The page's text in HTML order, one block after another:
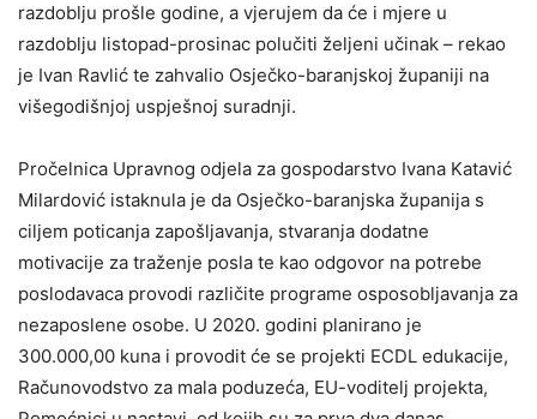
razdoblju prošle godine, a vjerujem da će i mjere u
razdoblju listopad-prosinac polučiti željeni učinak – rekao
je Ivan Ravlić te zahvalio Osječko-baranjskoj županiji na
višegodišnjoj uspješnoj suradnji.
Pročelnica Upravnog odjela za gospodarstvo Ivana Katavić
Milardović istaknula je da Osječko-baranjska županija s
ciljem poticanja zapošljavanja, stvaranja dodatne
motivacije za traženje posla te kao odgovor na potrebe
poslodavaca provodi različite programe osposobljavanja za
nezaposlene osobe. U 2020. godini planirano je
300.000,00 kuna i provodit će se projekti ECDL edukacije,
Računovodstvo za mala poduzeća, EU-voditelj projekta,